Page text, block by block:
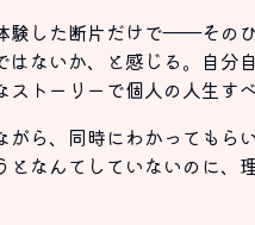
した断片だけで――その
ないか、と感じる。自分
トーリーで個人の人生す
ら、同時にわかってもら
なんてしていないのに、